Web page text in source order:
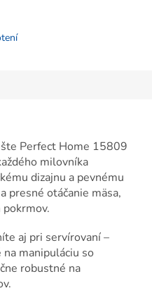
Perfect Home 15809
milovníka
dizajnu a pevnému
presné otáčanie mäsa,
aj pri servírovaní –
manipuláciu so
robustné na